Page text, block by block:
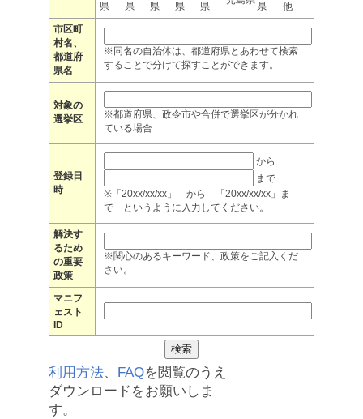
県
県
県
県
県
県
他
市区町
村名、
都道府
県名
※同名の自治体は、都道府県とあわせて検索
することで分けて探すことができます。
対象の
選挙区
※都道府県、政令市や合併で選挙区が分かれ
ている場合
登録日
時
から
まで
※「20xx/xx/xx」 から 「20xx/xx/xx」ま
で というように入力してください。
解決す
るため
の重要
政策
※関心のあるキーワード、政策をご記入くだ
さい。
マニフ
ェスト
ID
利用方法、 FAQを閲覧のうえ
ダウンロードをお願いしま
す。